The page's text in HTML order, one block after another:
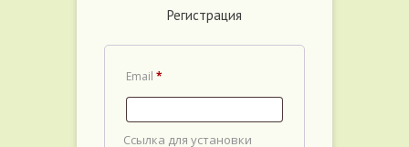
Регистрация
Email *
Ссылка для установки